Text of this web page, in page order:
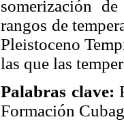
somerización
rangos de
Pleistoceno
las que las
Palabras clave:
Formación